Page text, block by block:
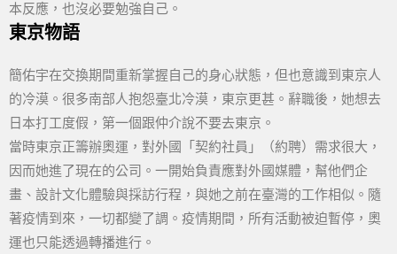
本反應，也沒必要勉強自己。
東京物語
簡佑宇在交換期間重新掌握自己的身心狀態，但也意識到東京人
的冷漠。很多南部人抱怨臺北冷漠，東京更甚。辭職後，她想去
日本打工度假，第一個跟仲介說不要去東京。
當時東京正籌辦奧運，對外國「契約社員」（約聘）需求很大，
因而她進了現在的公司。一開始負責應對外國媒體，幫他們企
畫、設計文化體驗與採訪行程，與她之前在臺灣的工作相似。隨
著疫情到來，一切都變了調。疫情期間，所有活動被迫暫停，奧
運也只能透過轉播進行。